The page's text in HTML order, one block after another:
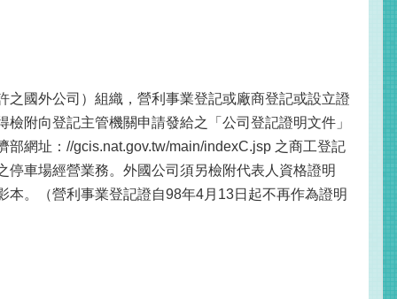
國外公司）組織，營利事業登記或廠商登記或設立證
附向登記主管機關申請發給之「公司登記證明文件」
網址：//gcis.nat.gov.tw/main/indexC.jsp 之商工登記
車場經營業務。外國公司須另檢附代表人資格證明
。（營利事業登記證自98年4月13日起不再作為證明